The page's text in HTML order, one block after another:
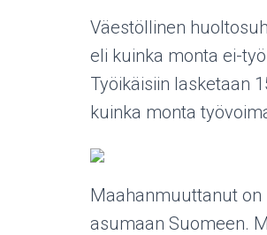
Väestöllinen
eli kuinka monta ei-
Työikäisiin lasketaan
kuinka monta
Maahanmuuttanut on
asumaan Suomeen.